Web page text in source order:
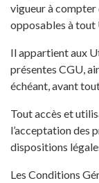
vigueur à compter
opposables à tout
Il appartient aux
présentes CGU,
échéant, avant
Tout accès et
l’acceptation des
dispositions
Les Conditions